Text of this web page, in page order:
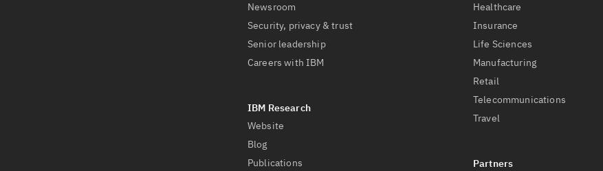
Newsroom
Security, privacy & trust
Senior leadership
Careers with IBM
Website
Blog
Publications
Healthcare
Insurance
Life Sciences
Manufacturing
Retail
Telecommunications
Travel